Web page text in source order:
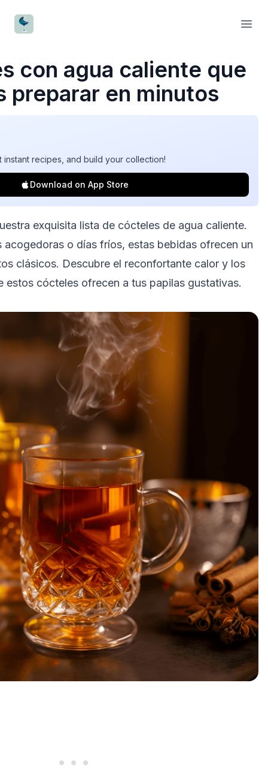
CocktailWave
con agua caliente que
preparar en minutos
instant recipes, and build your collection!
Download on App Store
exquisita lista de cócteles de agua caliente.
acogedoras o días fríos, estas bebidas ofrecen un
clásicos. Descubre el reconfortante calor y los
estos cócteles ofrecen a tus papilas gustativas.